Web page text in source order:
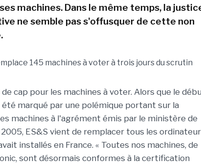
machines. Dans le même temps, la
ne semble pas s'offusquer de cette non
cap pour les machines à voter. Alors que le
été marqué par une polémique portant sur la
machines à l'agrément émis par le ministère de
ES&S vient de remplacer tous les
installés en France. « Toutes nos machines, de
sont désormais conformes à la certification